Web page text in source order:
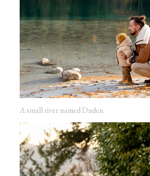
A small river named Duden